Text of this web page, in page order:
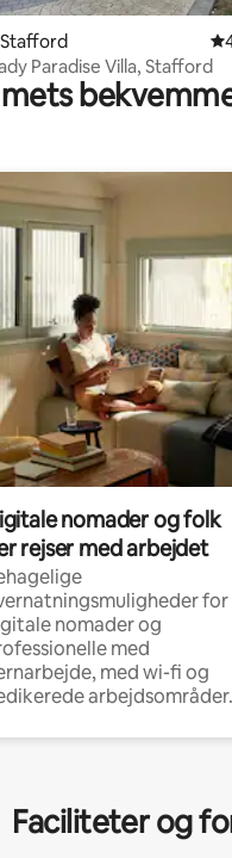
bedømmelse, 75
Stafford
Paradise Villa, Stafford
nomader og folk
rejser med arbejdet
for
nomader og
med
med wi-fi og
arbejdsområder.
Faciliteter og